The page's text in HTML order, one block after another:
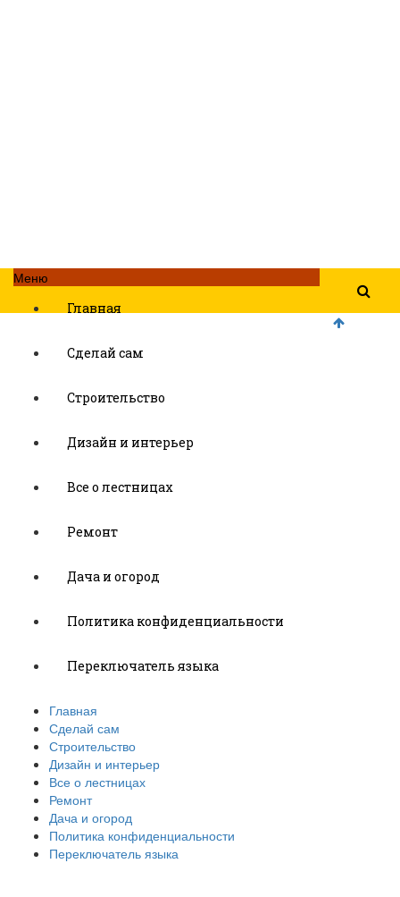
Меню
Главная
Сделай сам
Строительство
Дизайн и интерьер
Все о лестницах
Ремонт
Дача и огород
Политика конфиденциальности
Переключатель языка
Главная
Сделай сам
Строительство
Дизайн и интерьер
Все о лестницах
Ремонт
Дача и огород
Политика конфиденциальности
Переключатель языка